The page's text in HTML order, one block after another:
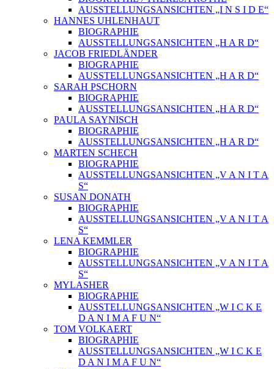
AUSSTELLUNGSANSICHTEN „I N S I D E“
HANNES UHLENHAUT
BIOGRAPHIE
AUSSTELLUNGSANSICHTEN „H A R D“
JACOB FRIEDLÄNDER
BIOGRAPHIE
AUSSTELLUNGSANSICHTEN „H A R D“
SARAH PSCHORN
BIOGRAPHIE
AUSSTELLUNGSANSICHTEN „H A R D“
PAULA SAYNISCH
BIOGRAPHIE
AUSSTELLUNGSANSICHTEN „H A R D“
MARTEN SCHECH
BIOGRAPHIE
AUSSTELLUNGSANSICHTEN „V A N I T A
S“
SUSAN DONATH
BIOGRAPHIE
AUSSTELLUNGSANSICHTEN „V A N I T A
S“
LENA KEMMLER
BIOGRAPHIE
AUSSTELLUNGSANSICHTEN „V A N I T A
S“
MYLASHER
BIOGRAPHIE
AUSSTELLUNGSANSICHTEN „W I C K E
D A N I M A F U N“
TOM VOLKAERT
BIOGRAPHIE
AUSSTELLUNGSANSICHTEN „W I C K E
D A N I M A F U N“